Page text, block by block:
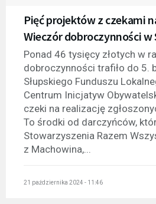
Pięć projektów z czekami
Wieczór dobroczynności w
Ponad 46 tysięcy złotych w
dobroczynności trafiło do 5.
Słupskiego Funduszu
Centrum Inicjatyw
czeki na realizację
To środki od darczyńców,
Stowarzyszenia Razem
z Machowina,...
21 października 2024 - 11:46